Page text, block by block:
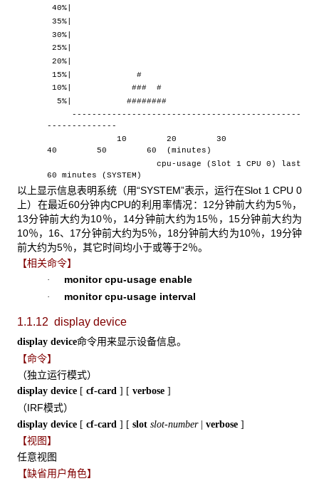
40%|
35%|
30%|
25%|
20%|
15%| #
10%| ### #
5%| ########
----------------------------------------------
--------------
10 20 30
40 50 60 (minutes)
cpu-usage (Slot 1 CPU 0) last
60 minutes (SYSTEM)
以上显示信息表明系统（用“SYSTEM”表示，运行在Slot 1 CPU 0
上）在最近60分钟内CPU的利用率情况：12分钟前大约为5％，
13分钟前大约为10％，14分钟前大约为15％，15分钟前大约为
10％，16、17分钟前大约为5％，18分钟前大约为10％，19分钟
前大约为5％，其它时间均小于或等于2％。
【相关命令】
· monitor cpu-usage enable
· monitor cpu-usage interval
1.1.12 display device
display device命令用来显示设备信息。
【命令】
（独立运行模式）
display device [ cf-card ] [ verbose ]
（IRF模式）
display device [ cf-card ] [ slot slot-number | verbose ]
【视图】
任意视图
【缺省用户角色】